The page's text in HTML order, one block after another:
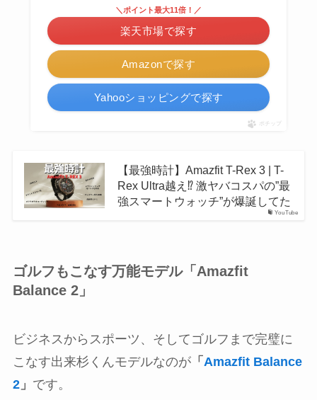
Amazonで探す
＼ポイント最大11倍！／
楽天市場で探す
Yahooショッピングで探す
ポチップ
YouTube
【最強時計】Amazfit T-Rex 3 | T-
Rex Ultra越え⁉ 激ヤバコスパの”最
強スマートウォッチ”が爆誕してた
ゴルフもこなす万能モデル「Amazfit
Balance 2」
ビジネスからスポーツ、そしてゴルフまで完璧に
こなす出来杉くんモデルなのが「 Amazfit Balance
2」 です。